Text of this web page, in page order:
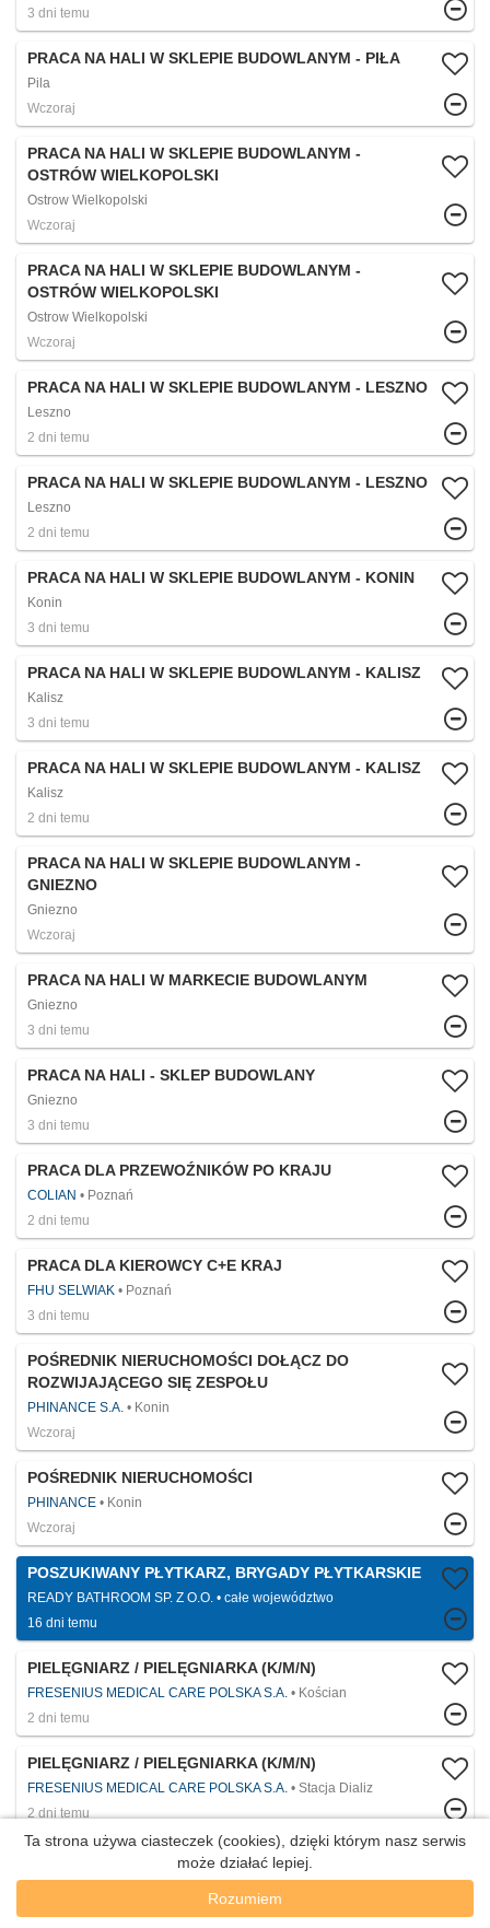
3 dni temu
PRACA NA HALI W SKLEPIE BUDOWLANYM - PIŁA
Pila
Wczoraj
PRACA NA HALI W SKLEPIE BUDOWLANYM -
OSTRÓW WIELKOPOLSKI​
Ostrow Wielkopolski
Wczoraj
PRACA NA HALI W SKLEPIE BUDOWLANYM -
OSTRÓW WIELKOPOLSKI
Ostrow Wielkopolski
Wczoraj
PRACA NA HALI W SKLEPIE BUDOWLANYM - LESZNO
Leszno
2 dni temu
PRACA NA HALI W SKLEPIE BUDOWLANYM - LESZNO
Leszno
2 dni temu
PRACA NA HALI W SKLEPIE BUDOWLANYM - KONIN
Konin
3 dni temu
PRACA NA HALI W SKLEPIE BUDOWLANYM - KALISZ
Kalisz
3 dni temu
PRACA NA HALI W SKLEPIE BUDOWLANYM - KALISZ
Kalisz
2 dni temu
PRACA NA HALI W SKLEPIE BUDOWLANYM -
GNIEZNO
Gniezno
Wczoraj
PRACA NA HALI W MARKECIE BUDOWLANYM
Gniezno
3 dni temu
PRACA NA HALI - SKLEP BUDOWLANY
Gniezno
3 dni temu
PRACA DLA PRZEWOŹNIKÓW PO KRAJU
COLIAN
Poznań
2 dni temu
PRACA DLA KIEROWCY C+E KRAJ
FHU SELWIAK
Poznań
3 dni temu
POŚREDNIK NIERUCHOMOŚCI DOŁĄCZ DO
ROZWIJAJĄCEGO SIĘ ZESPOŁU
PHINANCE S.A.
Konin
Wczoraj
POŚREDNIK NIERUCHOMOŚCI
PHINANCE
Konin
Wczoraj
POSZUKIWANY PŁYTKARZ, BRYGADY PŁYTKARSKIE
READY BATHROOM SP. Z O.O.
całe województwo
16 dni temu
PIELĘGNIARZ / PIELĘGNIARKA (K/M/N)
FRESENIUS MEDICAL CARE POLSKA S.A.
Kościan
2 dni temu
PIELĘGNIARZ / PIELĘGNIARKA (K/M/N)
FRESENIUS MEDICAL CARE POLSKA S.A.
Stacja Dializ
2 dni temu
PIELĘGNIARZ / PIELĘGNIARKA (K/M/N)
FRESENIUS MEDICAL CARE POLSKA S.A.
Ostrów Wielkopolski
Ta strona używa ciasteczek (cookies), dzięki którym nasz serwis
może działać lepiej.
Rozumiem